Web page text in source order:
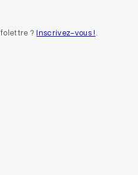
?Inscrivez-vous !.